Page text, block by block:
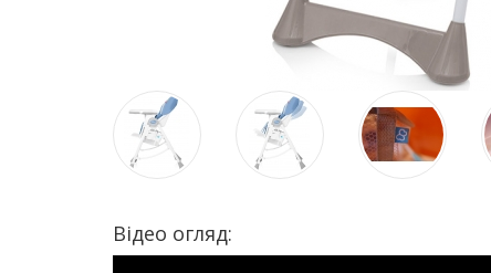
Відео огляд: